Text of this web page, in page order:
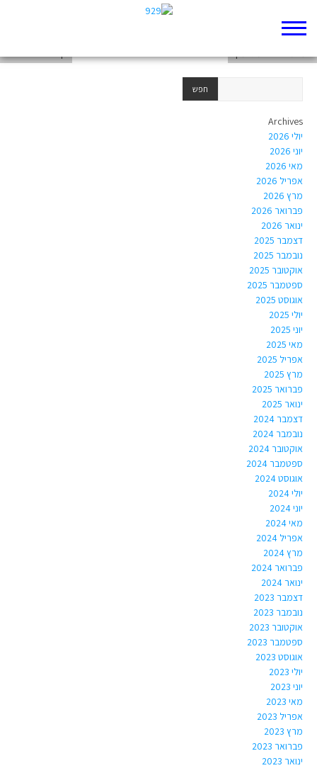
Archives
יולי 2026
יוני 2026
מאי 2026
אפריל 2026
מרץ 2026
פברואר 2026
ינואר 2026
דצמבר 2025
נובמבר 2025
אוקטובר 2025
ספטמבר 2025
אוגוסט 2025
יולי 2025
יוני 2025
מאי 2025
אפריל 2025
מרץ 2025
פברואר 2025
ינואר 2025
דצמבר 2024
נובמבר 2024
אוקטובר 2024
ספטמבר 2024
אוגוסט 2024
יולי 2024
יוני 2024
מאי 2024
אפריל 2024
מרץ 2024
פברואר 2024
ינואר 2024
דצמבר 2023
נובמבר 2023
אוקטובר 2023
ספטמבר 2023
אוגוסט 2023
יולי 2023
יוני 2023
מאי 2023
אפריל 2023
מרץ 2023
פברואר 2023
ינואר 2023